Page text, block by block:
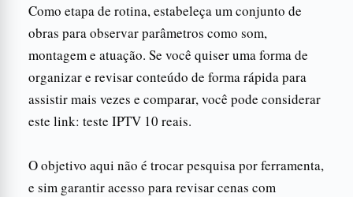
Como etapa de rotina, estabeleça um conjunto de
obras para observar parâmetros como som,
montagem e atuação. Se você quiser uma forma de
organizar e revisar conteúdo de forma rápida para
assistir mais vezes e comparar, você pode considerar
este link: teste IPTV 10 reais.
O objetivo aqui não é trocar pesquisa por ferramenta,
e sim garantir acesso para revisar cenas com